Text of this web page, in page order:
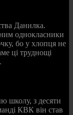
Данилка.
однокласники
бо у хлопця не
ці труднощі
школу, з десяти
КВК він став